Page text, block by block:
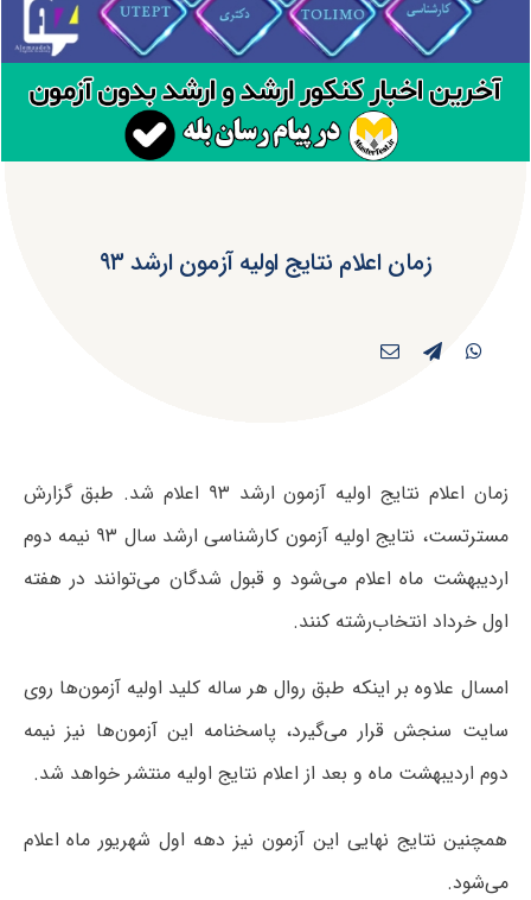
زمان اعلام نتایج اولیه آزمون ارشد ۹۳
زمان اعلام نتایج اولیه آزمون ارشد ۹۳ اعلام شد. طبق گزارش
مسترتست، نتایج اولیه آزمون کارشناسی ارشد سال ۹۳ نیمه دوم
اردیبهشت ماه اعلام می‌شود و قبول شدگان می‌توانند در هفته
اول خرداد انتخاب‌رشته کنند.
امسال علاوه بر اینکه طبق روال هر ساله کلید اولیه آزمون‌ها روی
سایت سنجش قرار می‌گیرد، پاسخنامه این آزمون‌ها نیز نیمه
دوم اردیبهشت ماه و بعد از اعلام نتایج اولیه منتشر خواهد شد.
همچنین نتایج نهایی این آزمون نیز دهه اول شهریور ماه اعلام
می‌شود.